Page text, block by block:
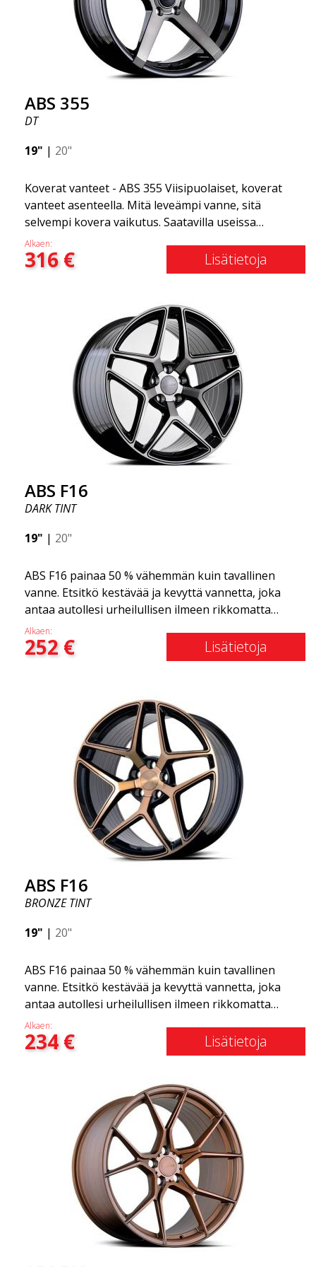
ajokokemus on sujuvampi. Se on kuin vanteiden
ABS 355
DT
19" | 20"
Koverat vanteet - ABS 355 Viisipuolaiset, koverat
vanteet asenteella. Mitä leveämpi vanne, sitä
selvempi kovera vaikutus. Saatavilla useissa
väriyhdistelmissä: Musta kiillotetuilla puolilla, Täysin
hopea tai Mattaharmaa. Yhteensopiva useimpien
markkinoilla olevien automerkkien kanssa. Valitset
erittäin korkealaatuinen ja erittäin kestävä. Mikä on
tehnyt ABS355:stä niin suositun Ruotsissa? Malli on
erittäin kovera, muoto on urheilullinen ja design on
tyylikäs. Tämä vanne malli on tehnyt itselleen nimen
vanteiden markkinoilla fantastisen ja ainutlaatuisen
suunnittelunsa ansiosta. ABS355:llä teet tavallisesta
autosta tyylikkäämmän. ABS355-vanteet jakaa
yksinoikeudella ABS Wheels.
Alkaen:
316€ Lisätietoja
ABS F16
DARK TINT
19" | 20"
ABS F16 painaa 50 % vähemmän kuin tavallinen
vanne. Etsitkö kestävää ja kevyttä vannetta, joka
antaa autollesi urheilullisen ilmeen rikkomatta
pankkia? ABS F16 on oma yrityksemme tarjota
laatutietoisille asiakkaille vanne, joka hyötyy
uusimmista materiaalien ja tuotannon
todellakin eturintamassa!
Alkaen:
252€ Lisätietoja
ABS F16
BRONZE TINT
19" | 20"
ABS F16 painaa 50 % vähemmän kuin tavallinen
vanne. Etsitkö kestävää ja kevyttä vannetta, joka
antaa autollesi urheilullisen ilmeen rikkomatta
pankkia? ABS F16 on oma yrityksemme tarjota
laatutietoisille asiakkaille vanne, joka hyötyy
uusimmista materiaalien ja tuotannon
jossa kehitys etenee nopeasti, ja ABS F16 on
todellakin eturintamassa!
Alkaen:
234€ Lisätietoja